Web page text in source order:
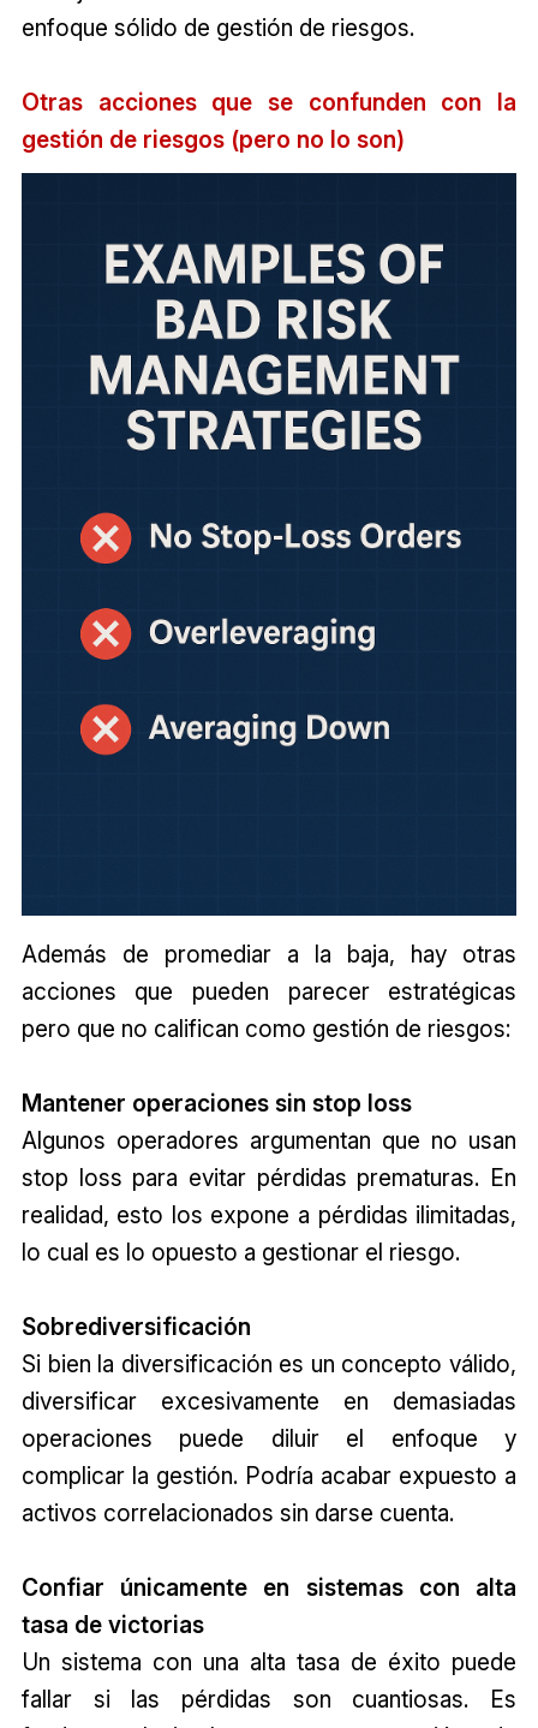
enfoque sólido de gestión de riesgos.
Otras acciones que se confunden con la
gestión de riesgos (pero no lo son)
Además de promediar a la baja, hay otras
acciones que pueden parecer estratégicas
pero que no califican como gestión de riesgos:
Mantener operaciones sin stop loss
Algunos operadores argumentan que no usan
stop loss para evitar pérdidas prematuras. En
realidad, esto los expone a pérdidas ilimitadas,
lo cual es lo opuesto a gestionar el riesgo.
Sobrediversificación
Si bien la diversificación es un concepto válido,
diversificar excesivamente en demasiadas
operaciones puede diluir el enfoque y
complicar la gestión. Podría acabar expuesto a
activos correlacionados sin darse cuenta.
Confiar únicamente en sistemas con alta
tasa de victorias
Un sistema con una alta tasa de éxito puede
fallar si las pérdidas son cuantiosas. Es